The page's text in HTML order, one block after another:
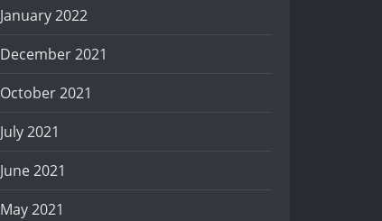
January 2022
December 2021
October 2021
July 2021
June 2021
May 2021